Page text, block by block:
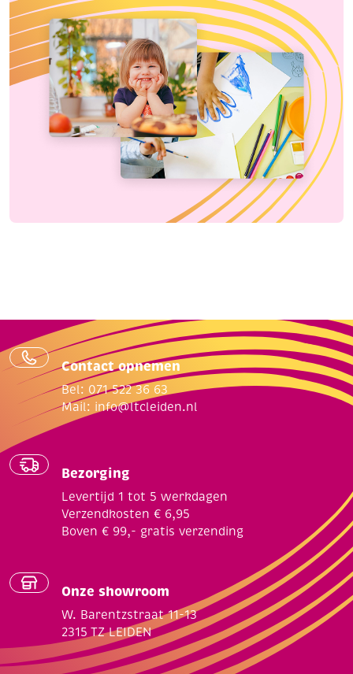
Contact opnemen
Bel: 071 522 36 63
Mail: info@ltcleiden.nl
Bezorging
Levertijd 1 tot 5 werkdagen
Verzendkosten € 6,95
Boven € 99,- gratis verzending
Onze showroom
W. Barentzstraat 11-13
2315 TZ LEIDEN